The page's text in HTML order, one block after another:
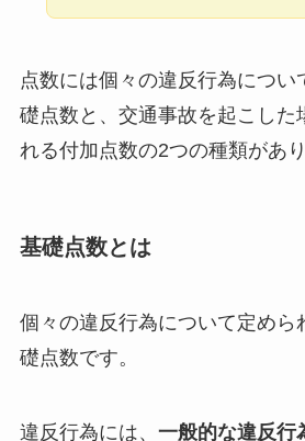
点数には個々の違反行為につい
礎点数と、交通事故を起こした
れる付加点数の2つの種類があり
基礎点数とは
個々の違反行為について定めら
礎点数です。
違反行為には、 一般的な違反行